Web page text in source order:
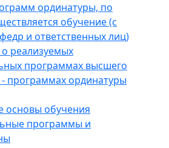
ординатуры, по
обучение (с
и ответственных лиц)
реализуемых
программах высшего
программах ординатуры
основы обучения
программы и